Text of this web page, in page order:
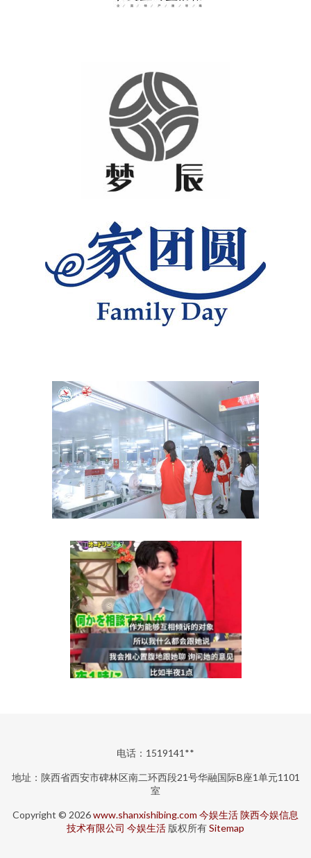
电话：1519141**
地址：陕西省西安市碑林区南二环西段21号华融国际B座1单元1101
室
Copyright © 2026www.shanxishibing.com 今娱生活陕西今娱信息
技术有限公司 今娱生活 版权所有Sitemap